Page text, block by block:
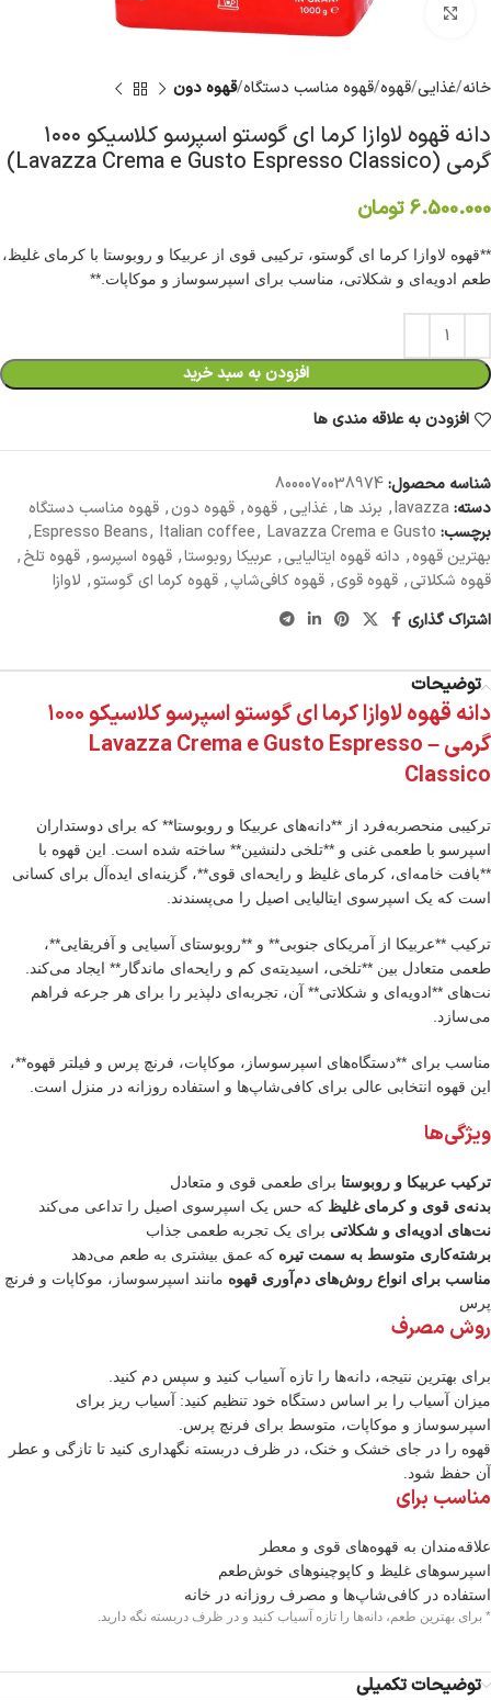
برای بزرگنمایی کلیک کنید
خانه غذایی قهوه قهوه مناسب دستگاه قهوه دون
دانه قهوه لاوازا کرما ای گوستو اسپرسو کلاسیکو ۱۰۰۰
گرمی (Lavazza Crema e Gusto Espresso Classico)
6.500.000 تومان
**قهوه لاوازا کرما ای گوستو، ترکیبی قوی از عربیکا و روبوستا با کرمای غلیظ،
طعم ادویه‌ای و شکلاتی، مناسب برای اسپرسوساز و موکاپات.**
افزودن به سبد خرید
افزودن به علاقه مندی ها
شناسه محصول:8000070038974
دسته:lavazza
, برند ها, غذایی, قهوه, قهوه دون, قهوه مناسب دستگاه
برچسب:
Espresso Beans, Italian coffee, Lavazza Crema e Gusto
,
بهترین قهوه, دانه قهوه ایتالیایی, عربیکا روبوستا, قهوه اسپرسو, قهوه تلخ,
قهوه شکلاتی, قهوه قوی, قهوه کافی‌شاپ, قهوه کرما ای گوستو, لاوازا
اشتراک گذاری
توضیحات
دانه قهوه لاوازا کرما ای گوستو اسپرسو کلاسیکو ۱۰۰۰
گرمی – Lavazza Crema e Gusto Espresso
Classico
ترکیبی منحصربه‌فرد از **دانه‌های عربیکا و روبوستا** که برای دوستداران
اسپرسو با طعمی غنی و **تلخی دلنشین** ساخته شده است. این قهوه با
**بافت خامه‌ای، کرمای غلیظ و رایحه‌ای قوی**، گزینه‌ای ایده‌آل برای کسانی
است که یک اسپرسوی ایتالیایی اصیل را می‌پسندند.
ترکیب **عربیکا از آمریکای جنوبی** و **روبوستای آسیایی و آفریقایی**،
طعمی متعادل بین **تلخی، اسیدیته‌ی کم و رایحه‌ای ماندگار** ایجاد می‌کند.
نت‌های **ادویه‌ای و شکلاتی** آن، تجربه‌ای دلپذیر را برای هر جرعه فراهم
می‌سازد.
مناسب برای **دستگاه‌های اسپرسوساز، موکاپات، فرنچ پرس و فیلتر قهوه**،
این قهوه انتخابی عالی برای کافی‌شاپ‌ها و استفاده روزانه در منزل است.
ویژگی‌ها
ترکیب عربیکا و روبوستا برای طعمی قوی و متعادل
بدنه‌ی قوی و کرمای غلیظ که حس یک اسپرسوی اصیل را تداعی می‌کند
نت‌های ادویه‌ای و شکلاتی برای یک تجربه طعمی جذاب
برشته‌کاری متوسط به سمت تیره که عمق بیشتری به طعم می‌دهد
مناسب برای انواع روش‌های دم‌آوری قهوه مانند اسپرسوساز، موکاپات و فرنچ
پرس
روش مصرف
برای بهترین نتیجه، دانه‌ها را تازه آسیاب کنید و سپس دم کنید.
میزان آسیاب را بر اساس دستگاه خود تنظیم کنید: آسیاب ریز برای
اسپرسوساز و موکاپات، متوسط برای فرنچ پرس.
قهوه را در جای خشک و خنک، در ظرف دربسته نگهداری کنید تا تازگی و عطر
آن حفظ شود.
مناسب برای
علاقه‌مندان به قهوه‌های قوی و معطر
اسپرسوهای غلیظ و کاپوچینوهای خوش‌طعم
استفاده در کافی‌شاپ‌ها و مصرف روزانه در خانه
* برای بهترین طعم، دانه‌ها را تازه آسیاب کنید و در ظرف دربسته نگه دارید.
توضیحات تکمیلی